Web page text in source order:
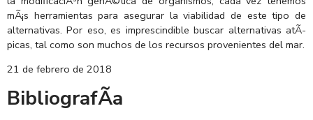
mÃ¡s herramientas para asegurar la viabilidad de este tipo de
alternativas. Por eso, es imprescindible buscar alternativas atÃ­
picas, tal como son muchos de los recursos provenientes del mar.
21 de febrero de 2018
BibliografÃ­a